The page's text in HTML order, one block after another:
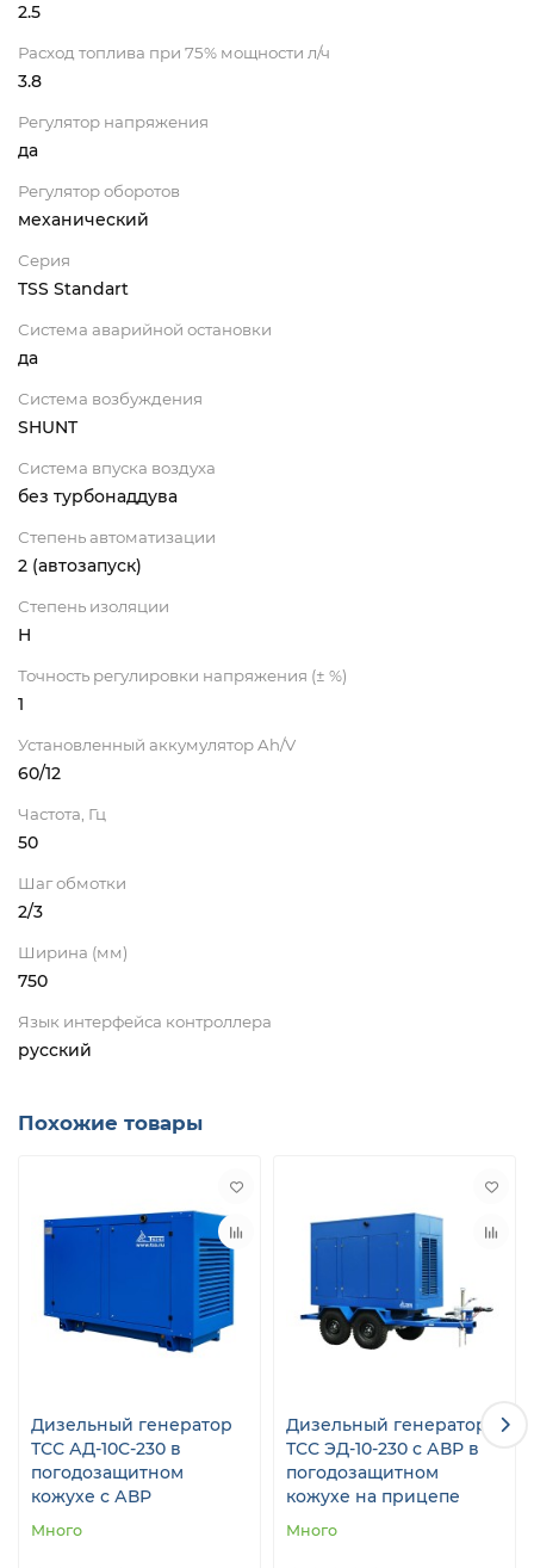
2.5
Расход топлива при 75% мощности л/ч
3.8
Регулятор напряжения
да
Регулятор оборотов
механический
Серия
TSS Standart
Система аварийной остановки
да
Система возбуждения
SHUNT
Система впуска воздуха
без турбонаддува
Степень автоматизации
2 (автозапуск)
Степень изоляции
H
Точность регулировки напряжения (± %)
1
Установленный аккумулятор Ah/V
60/12
Частота, Гц
50
Шаг обмотки
2/3
Ширина (мм)
750
Язык интерфейса контроллера
русский
Похожие товары
Дизельный генератор
ТСС АД-10С-230 в
погодозащитном
кожухе с АВР
Много
Дизельный генератор
ТСС ЭД-10-230 с АВР в
погодозащитном
кожухе на прицепе
Много